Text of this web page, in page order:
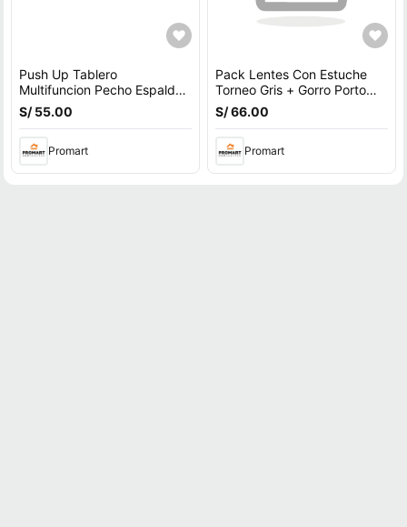
Push Up Tablero
Multifuncion Pecho Espalda
Hombros Triceps
S/ 55.00
Promart
Pack Lentes Con Estuche
Torneo Gris + Gorro Porto
Fucsia
S/ 66.00
Promart